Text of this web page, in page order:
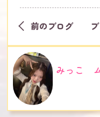
みっこ
前のブログ